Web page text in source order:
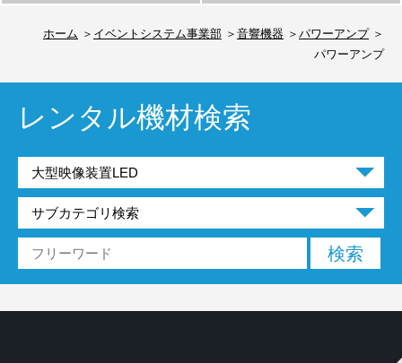
ホーム イベントシステム事業部 音響機器
パワーアンプ
パワーアンプ
レンタル機材検索